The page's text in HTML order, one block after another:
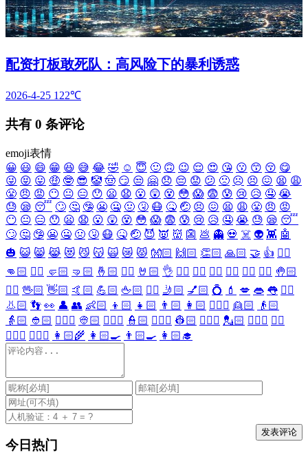
配资打板敢死队：高风险下的暴利诱惑
2026-4-25 122℃
共有 0 条评论
emoji表情
😀 😃 😄 😁 😆 😅 😂 🤣 ☺️ 😇 🙂 🙃 😉 😌 😍 😘 😗 😙 😚 😋
😜 😝 😛 🤑 🤓 😎 🤡 🤠 😏 😒 🤗 😞 😔 😟 😕 🙁 ☹️ 😣 😖 😫 😩
😤 😠 😡 😶 😐 😑 😯 😦 😧 😮 😲 😵 😳 😱 😨 😰 😢 😥 🤤 😭
😓 😪 😴 🙄 🤔 🤥 😬 🤐 🤢 🤧 😷 🤒 🤕 😣 😖 😫 😩 😤 😠 😡
😶 😐 😑 😯 😦 😧 😮 😲 😵 😳 😱 😨 😰 😢 😥 🤤 😭 😓 😪 😴
🙄 🤔 🤥 😬 🤐 🤢 🤧 😷 🤒 🤕 😈 👿 👹 👺 💩 👻 💀 ☠️ 👽 👾 🤖
🎃 😺 😸 😹 😻 😼 😽 🙀 😿 😾 👐🏻 🙌🏻 👏🏻 🙏🏻 🤝 👍 👎🏻
👊🏻 ✊🏻 🤛🏻 🤜🏻 🤞🏻 ✌🏻 🤘🏻 👌 👈🏻 👉🏻 👆🏻 👇🏻 ☝🏻 ✋🏻 🤚🏻
🖐🏻 🖖🏻 👋🏻 🤙🏻 💪🏻 🖕🏻 ✍🏻 🤳🏻 💅🏻 💍 💄 💋 👄 👅 👂🏻
👃🏻 👣 👀 👤 👥 👶🏻 👦🏻 👧🏻 👨🏻 👩🏻 👱🏻‍♀️ 👱🏻
👴🏻
👵🏻 👲🏻 👳🏻‍♀️ 👳🏻 👮🏻‍♀️ 👮🏻 👷🏻‍♀️ 👷🏻 💂🏻‍♀️ 💂🏻 🕵🏻‍♀️ 🕵🏻
👩🏻‍⚕️ 👨🏻‍⚕️ 👩🏻‍🌾 👩🏻‍🍳 👨🏻‍🍳 👩🏻‍🎓
今日热门